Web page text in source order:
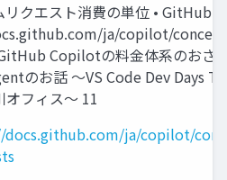
リクエスト消費の単位 • GitHub
ja/copilot/
Copilotの料金体系のおさ
のお話 〜VS Code Dev Days
オフィス〜 11
docs.github.com/ja/copilot/